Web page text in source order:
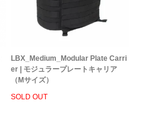
LBX_Medium_Modular Plate Carri
er | モジュラープレートキャリア
（Mサイズ）
SOLD OUT